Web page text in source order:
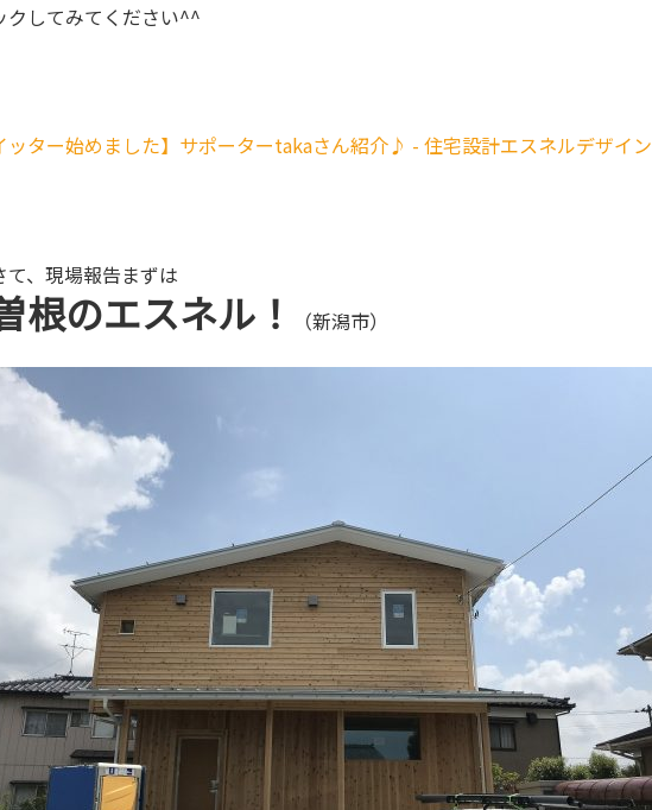
クしてみてください^^
ッター始めました】サポーターtakaさん紹介♪ - 住宅設計エスネルデザイン
て、現場報告まずは
根のエスネル！ （新潟市）